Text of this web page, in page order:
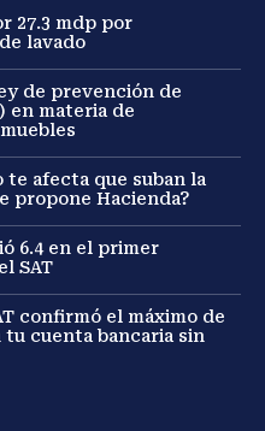
27.3 mdp por
lavado
de prevención de
en materia de
te afecta que suban la
propone Hacienda?
6.4 en el primer
SAT
confirmó el máximo de
cuenta bancaria sin